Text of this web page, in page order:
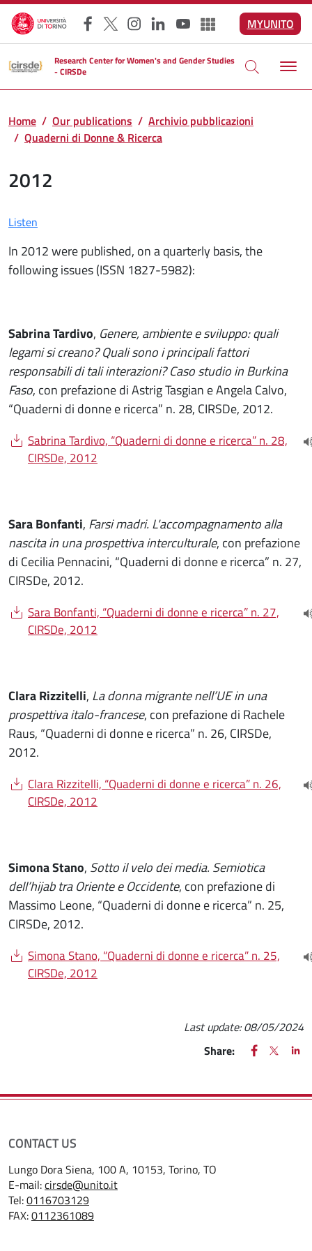
Skip to main content
Facebook
X Instagram
LinkedInYouTubeAltri social
MYUNITO
Research Center for Women's and Gender Studies
- CIRSDe
Home Our publications
Archivio pubblicazioni
Quaderni di Donne & Ricerca
2012
Listen
In 2012 were published, on a quarterly basis, the
following issues (ISSN 1827-5982):
Sabrina Tardivo, Genere, ambiente e sviluppo: quali
legami si creano? Quali sono i principali fattori
responsabili di tali interazioni? Caso studio in Burkina
Faso, con prefazione di Astrig Tasgian e Angela Calvo,
“Quaderni di donne e ricerca” n. 28, CIRSDe, 2012.
Document
Sabrina Tardivo, “Quaderni di donne e ricerca” n. 28,
CIRSDe, 2012
Sara Bonfanti, Farsi madri. L'accompagnamento alla
nascita in una prospettiva interculturale, con prefazione
di Cecilia Pennacini, “Quaderni di donne e ricerca” n. 27,
CIRSDe, 2012.
Document
Sara Bonfanti, “Quaderni di donne e ricerca” n. 27,
CIRSDe, 2012
Clara Rizzitelli, La donna migrante nell’UE in una
prospettiva italo-francese, con prefazione di Rachele
Raus, “Quaderni di donne e ricerca” n. 26, CIRSDe,
2012.
Document
Clara Rizzitelli, “Quaderni di donne e ricerca” n. 26,
CIRSDe, 2012
Simona Stano, Sotto il velo dei media. Semiotica
dell’hijab tra Oriente e Occidente, con prefazione di
Massimo Leone, “Quaderni di donne e ricerca” n. 25,
CIRSDe, 2012.
Document
Simona Stano, “Quaderni di donne e ricerca” n. 25,
CIRSDe, 2012
Last update:08/05/2024
Share:
FACEBOOK
(apre una
X
(apre
CONTACT US
Lungo Dora Siena, 100 A, 10153, Torino, TO
E-mail:cirsde@unito.it
Tel:0116703129
FAX:0112361089